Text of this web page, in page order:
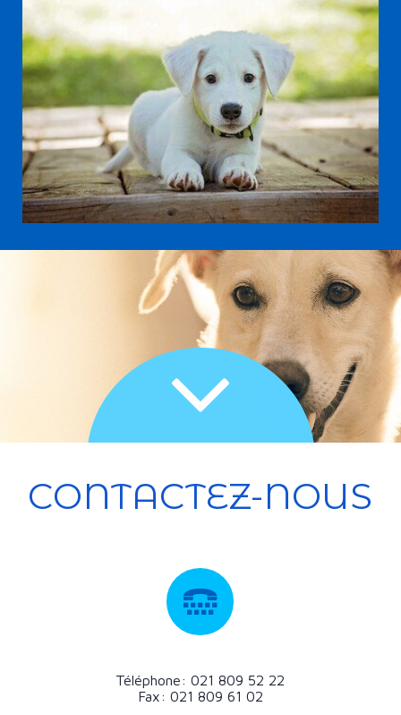
CONTACTEZ-NOUS
Téléphone: 021 809 52 22
Fax: 021 809 61 02